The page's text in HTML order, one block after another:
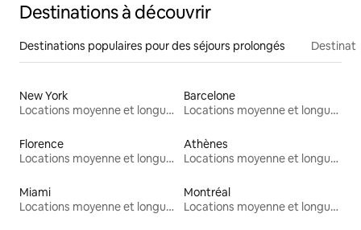
Destinations à découvrir
Destinations populaires pour des séjours prolongés
New York
Locations moyenne et longue durée
Barcelone
Locations moyenne et longue durée
Florence
Locations moyenne et longue durée
Athènes
Locations moyenne et longue durée
Miami
Locations moyenne et longue durée
Montréal
Locations moyenne et longue durée